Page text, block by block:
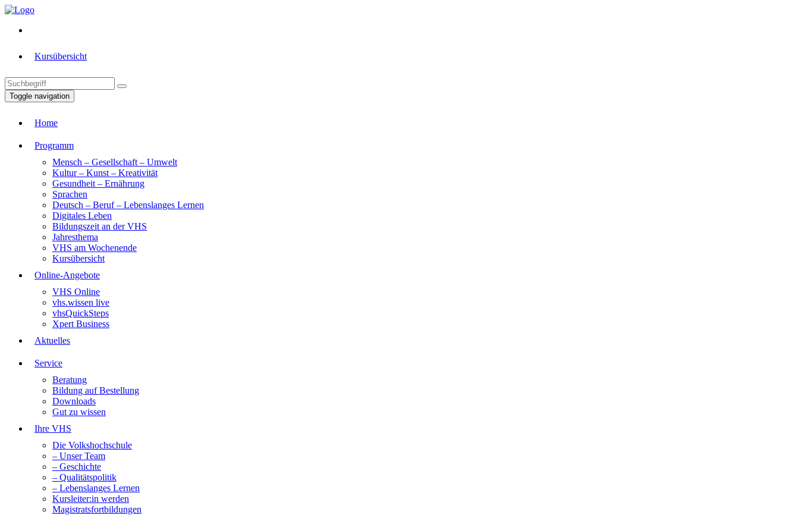
Kursübersicht
Toggle navigation
Home
Programm
Mensch – Gesellschaft – Umwelt
Kultur – Kunst – Kreativität
Gesundheit – Ernährung
Sprachen
Deutsch – Beruf – Lebenslanges Lernen
Digitales Leben
Bildungszeit an der VHS
Jahresthema
VHS am Wochenende
Kursübersicht
Online-Angebote
VHS Online
vhs.wissen live
vhsQuickSteps
Xpert Business
Aktuelles
Service
Beratung
Bildung auf Bestellung
Downloads
Gut zu wissen
Ihre VHS
Die Volkshochschule
– Unser Team
– Geschichte
– Qualitätspolitik
– Lebenslanges Lernen
Kursleiter:in werden
Magistratsfortbildungen